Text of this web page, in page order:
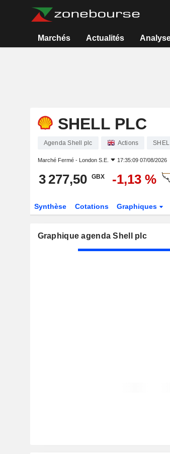
Marchés Actualités
SHELL PLC
Agenda Shell plc Actions SHEL
Marché Fermé - London S.E. 17:35:09 07/08/2026
3 277,50 GBX -1,13 %
Synthèse Cotations Graphiques
Graphique agenda Shell plc